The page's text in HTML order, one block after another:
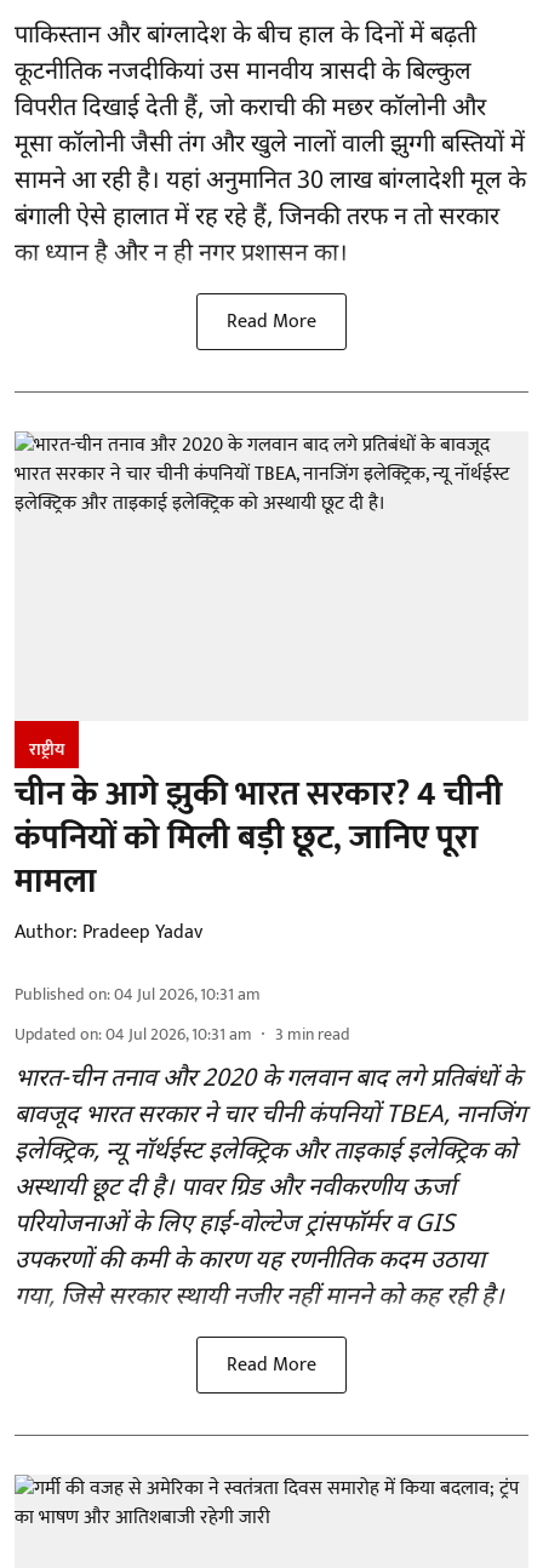
पाकिस्तान और बांग्लादेश के बीच हाल के दिनों में बढ़ती
कूटनीतिक नजदीकियां उस मानवीय त्रासदी के बिल्कुल
विपरीत दिखाई देती हैं, जो कराची की मछर कॉलोनी और
मूसा कॉलोनी जैसी तंग और खुले नालों वाली झुग्गी बस्तियों में
सामने आ रही है। यहां अनुमानित 30 लाख बांग्लादेशी मूल के
बंगाली ऐसे हालात में रह रहे हैं, जिनकी तरफ न तो सरकार
का ध्यान है और न ही नगर प्रशासन का।
Read More
राष्ट्रीय
चीन के आगे झुकी भारत सरकार? 4 चीनी
कंपनियों को मिली बड़ी छूट, जानिए पूरा
मामला
Author: Pradeep Yadav
Published on:04 Jul 2026, 10:31 am
Updated on:04 Jul 2026, 10:31 am 3 min read
भारत-चीन तनाव और 2020 के गलवान बाद लगे प्रतिबंधों के
बावजूद भारत सरकार ने चार चीनी कंपनियों TBEA, नानजिंग
इलेक्ट्रिक, न्यू नॉर्थईस्ट इलेक्ट्रिक और ताइकाई इलेक्ट्रिक को
अस्थायी छूट दी है। पावर ग्रिड और नवीकरणीय ऊर्जा
परियोजनाओं के लिए हाई-वोल्टेज ट्रांसफॉर्मर व GIS
उपकरणों की कमी के कारण यह रणनीतिक कदम उठाया
गया, जिसे सरकार स्थायी नजीर नहीं मानने को कह रही है।
Read More